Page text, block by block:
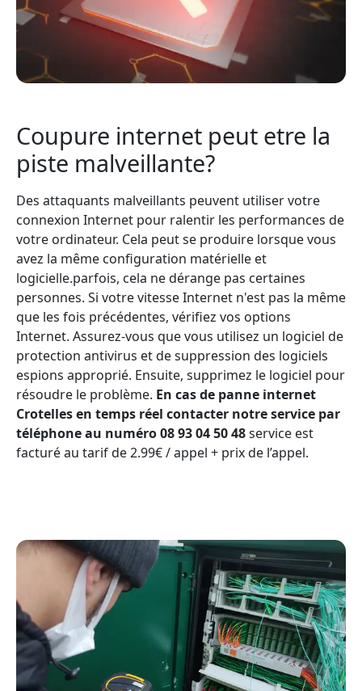
Coupure internet peut etre la
piste malveillante?
Des attaquants malveillants peuvent utiliser votre
connexion Internet pour ralentir les performances de
votre ordinateur. Cela peut se produire lorsque vous
avez la même configuration matérielle et
logicielle.parfois, cela ne dérange pas certaines
personnes. Si votre vitesse Internet n'est pas la même
que les fois précédentes, vérifiez vos options
Internet. Assurez-vous que vous utilisez un logiciel de
protection antivirus et de suppression des logiciels
espions approprié. Ensuite, supprimez le logiciel pour
résoudre le problème. En cas de panne internet
Crotelles en temps réel contacter notre service par
téléphone au numéro 08 93 04 50 48service est
facturé au tarif de 2.99€ / appel + prix de l’appel.